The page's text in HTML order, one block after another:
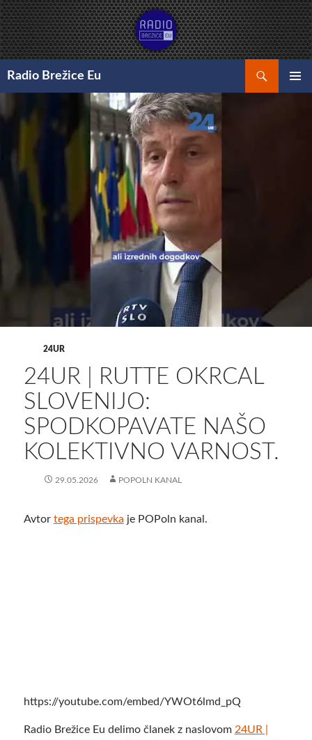
Preskoči
na
vsebino
Radio Brežice Eu
24UR
24UR | RUTTE OKRCAL
SLOVENIJO:
SPODKOPAVATE NAŠO
KOLEKTIVNO VARNOST.
29.05.2026 POPOLN KANAL
Avtor tega prispevka je POPoln kanal.
https://youtube.com/embed/YWOt6lmd_pQ
Radio Brežice Eu delimo članek z naslovom 24UR |